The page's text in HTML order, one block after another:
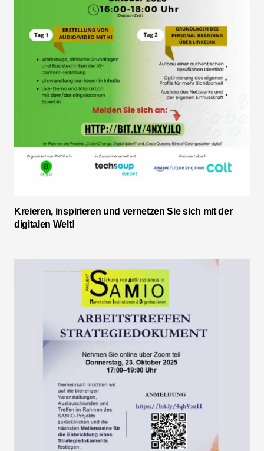
Kreieren, inspirieren und vernetzen Sie sich mit der
digitalen Welt!